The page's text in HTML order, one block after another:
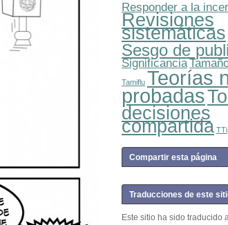
Responder a la
Revisiones
sistemáticas
Sesgo de
Significancia
Tamiflu Teorías
probadas
decisiones
compartida TTi
Compartir esta página
Traducciones de este
Este sitio ha sido traducido